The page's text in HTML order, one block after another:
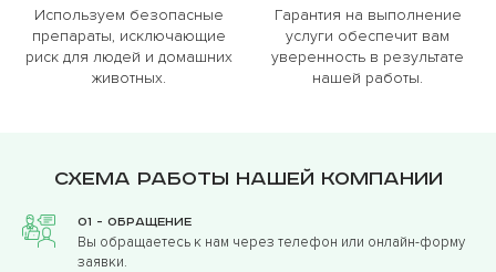
Используем безопасные
препараты, исключающие
риск для людей и домашних
животных.
Гарантия на выполнение
услуги обеспечит вам
уверенность в результате
нашей работы.
Схема работы нашей компании
01 - Обращение
Вы обращаетесь к нам через телефон или онлайн-форму
заявки.